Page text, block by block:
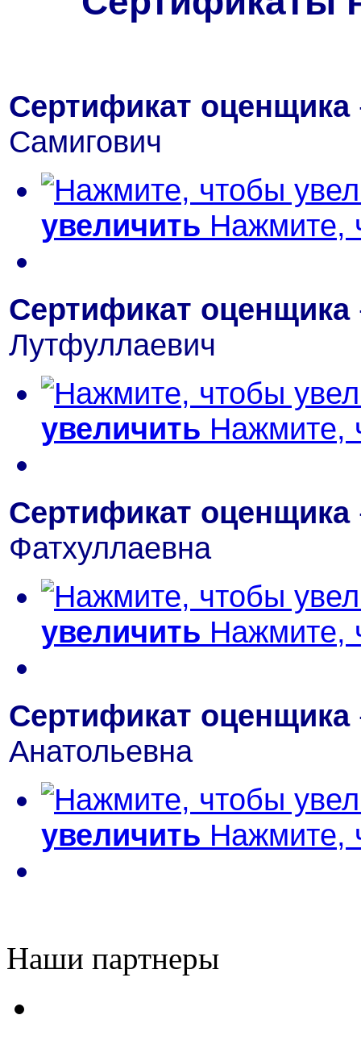
Сертификат оценщика
Самигович
увеличить Нажмите,
Сертификат оценщика
Лутфуллаевич
увеличить Нажмите,
Сертификат оценщика
Фатхуллаевна
увеличить Нажмите,
Сертификат оценщика
Анатольевна
увеличить Нажмите,
Наши партнеры